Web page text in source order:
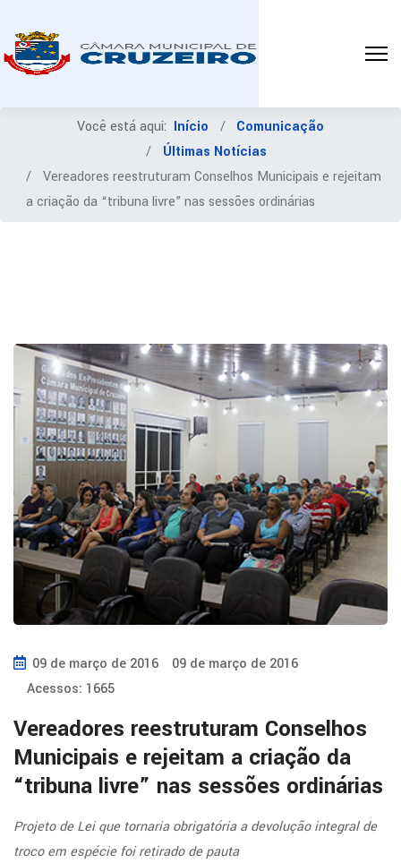
Você está aqui: Início
Comunicação
Últimas Notícias
Vereadores reestruturam Conselhos Municipais e rejeitam
a criação da “tribuna livre” nas sessões ordinárias
09 de março de 2016
09 de março de 2016
Acessos: 1665
Vereadores reestruturam Conselhos
Municipais e rejeitam a criação da
“tribuna livre” nas sessões ordinárias
Projeto de Lei que tornaria obrigatória a devolução integral de
troco em espécie foi retirado de pauta